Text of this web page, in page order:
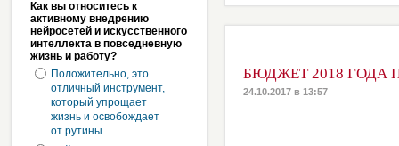
Как вы относитесь к
активному внедрению
нейросетей и искусственного
интеллекта в повседневную
жизнь и работу?
Положительно, это
отличный инструмент,
который упрощает
жизнь и освобождает
от рутины.
БЮДЖЕТ 2018 ГОДА
24.10.2017 в 13:57